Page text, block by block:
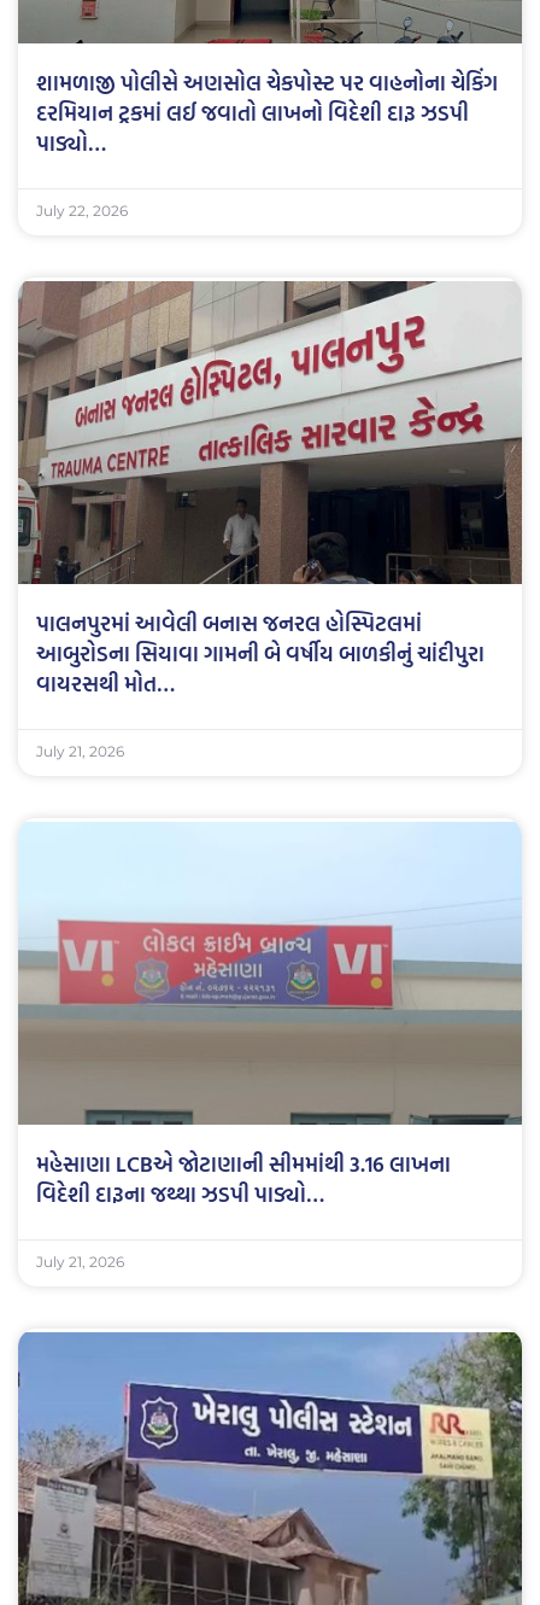
શામળાજી પોલીસે અણસોલ ચેકપોસ્ટ પર વાહનોના ચેકિંગ
દરમિયાન ટ્રકમાં લઈ જવાતો લાખનો વિદેશી દારૂ ઝડપી
પાડ્યો…
July 22, 2026
પાલનપુરમાં આવેલી બનાસ જનરલ હોસ્પિટલમાં
આબુરોડના સિયાવા ગામની બે વર્ષીય બાળકીનું ચાંદીપુરા
વાયરસથી મોત…
July 21, 2026
મહેસાણા LCBએ જોટાણાની સીમમાંથી 3.16 લાખના
વિદેશી દારૂના જથ્થા ઝડપી પાડ્યો…
July 21, 2026